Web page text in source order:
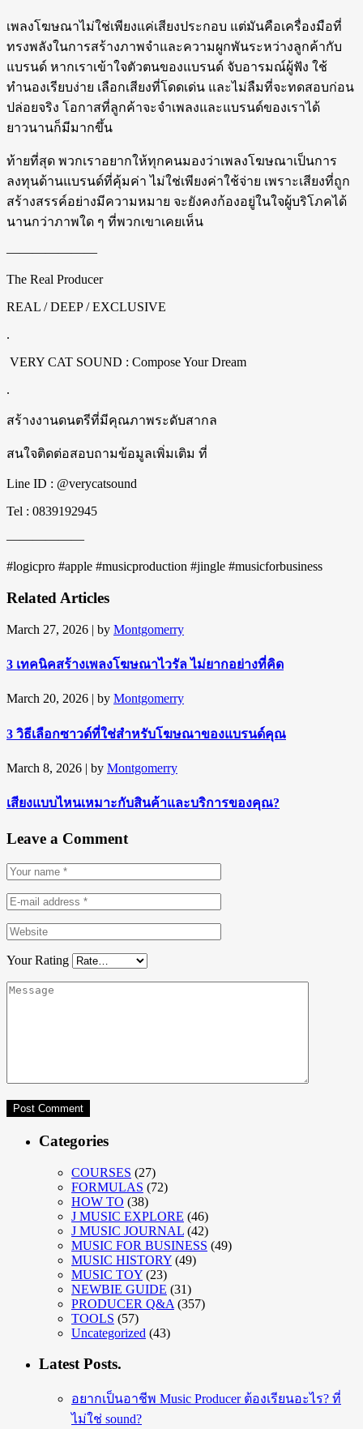
เพลงโฆษณาไม่ใช่เพียงแค่เสียงประกอบ แต่มันคือเครื่องมือที่
ทรงพลังในการสร้างภาพจำและความผูกพันระหว่างลูกค้ากับ
แบรนด์ หากเราเข้าใจตัวตนของแบรนด์ จับอารมณ์ผู้ฟัง ใช้
ทำนองเรียบง่าย เลือกเสียงที่โดดเด่น และไม่ลืมที่จะทดสอบก่อน
ปล่อยจริง โอกาสที่ลูกค้าจะจำเพลงและแบรนด์ของเราได้
ยาวนานก็มีมากขึ้น
ท้ายที่สุด พวกเราอยากให้ทุกคนมองว่าเพลงโฆษณาเป็นการ
ลงทุนด้านแบรนด์ที่คุ้มค่า ไม่ใช่เพียงค่าใช้จ่าย เพราะเสียงที่ถูก
สร้างสรรค์อย่างมีความหมาย จะยังคงก้องอยู่ในใจผู้บริโภคได้
นานกว่าภาพใด ๆ ที่พวกเขาเคยเห็น
———————
The Real Producer
REAL / DEEP / EXCLUSIVE
.
VERY CAT SOUND : Compose Your Dream
.
สร้างงานดนตรีที่มีคุณภาพระดับสากล
สนใจติดต่อสอบถามข้อมูลเพิ่มเติม ที่
Line ID : @verycatsound
Tel : 0839192945
——————
#logicpro #apple #musicproduction #jingle #musicforbusiness
Related Articles
March 27, 2026 | by Montgomerry
3 เทคนิคสร้างเพลงโฆษณาไวรัล ไม่ยากอย่างที่คิด
March 20, 2026 | by Montgomerry
3 วิธีเลือกซาวด์ที่ใช่สำหรับโฆษณาของแบรนด์คุณ
March 8, 2026 | by Montgomerry
เสียงแบบไหนเหมาะกับสินค้าและบริการของคุณ?
Leave a Comment
Your Rating
Categories
COURSES (27)
FORMULAS (72)
HOW TO (38)
J MUSIC EXPLORE (46)
J MUSIC JOURNAL (42)
MUSIC FOR BUSINESS (49)
MUSIC HISTORY (49)
MUSIC TOY (23)
NEWBIE GUIDE (31)
PRODUCER Q&A (357)
TOOLS (57)
Uncategorized (43)
Latest Posts.
อยากเป็นอาชีพ Music Producer ต้องเรียนอะไร? ที่
ไม่ใช่ sound?